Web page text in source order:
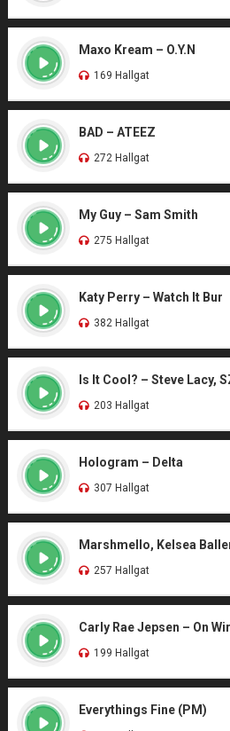
Maxo Kream – O.Y.N
169 Hallgat
BAD – ATEEZ
272 Hallgat
My Guy – Sam Smith
275 Hallgat
Katy Perry – Watch It Bur
382 Hallgat
Is It Cool? – Steve Lacy,
203 Hallgat
Hologram – Delta
307 Hallgat
Marshmello, Kelsea
257 Hallgat
Carly Rae Jepsen – On
199 Hallgat
Everythings Fine (PM)